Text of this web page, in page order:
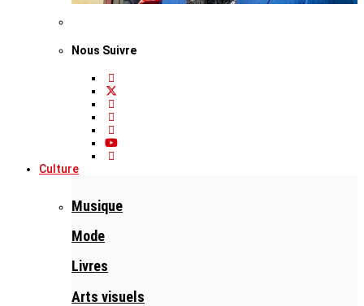
Nous Suivre
Culture
Musique
Mode
Livres
Arts visuels